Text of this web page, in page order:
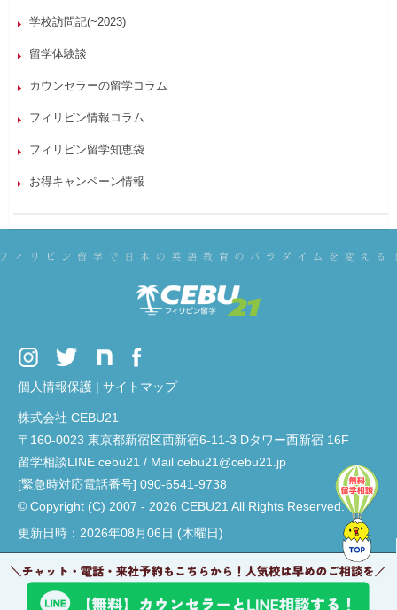
学校訪問記(~2023)
留学体験談
カウンセラーの留学コラム
フィリピン情報コラム
フィリピン留学知恵袋
お得キャンペーン情報
個人情報保護 | サイトマップ
株式会社 CEBU21
〒160-0023 東京都新宿区西新宿6-11-3 Dタワー西新宿 16F
留学相談LINE cebu21 / Mail cebu21@cebu21.jp
[緊急時対応電話番号] 090-6541-9738
© Copyright (C) 2007 - 2026 CEBU21 All Rights Reserved.
更新日時：2026年08月06日 (木曜日)